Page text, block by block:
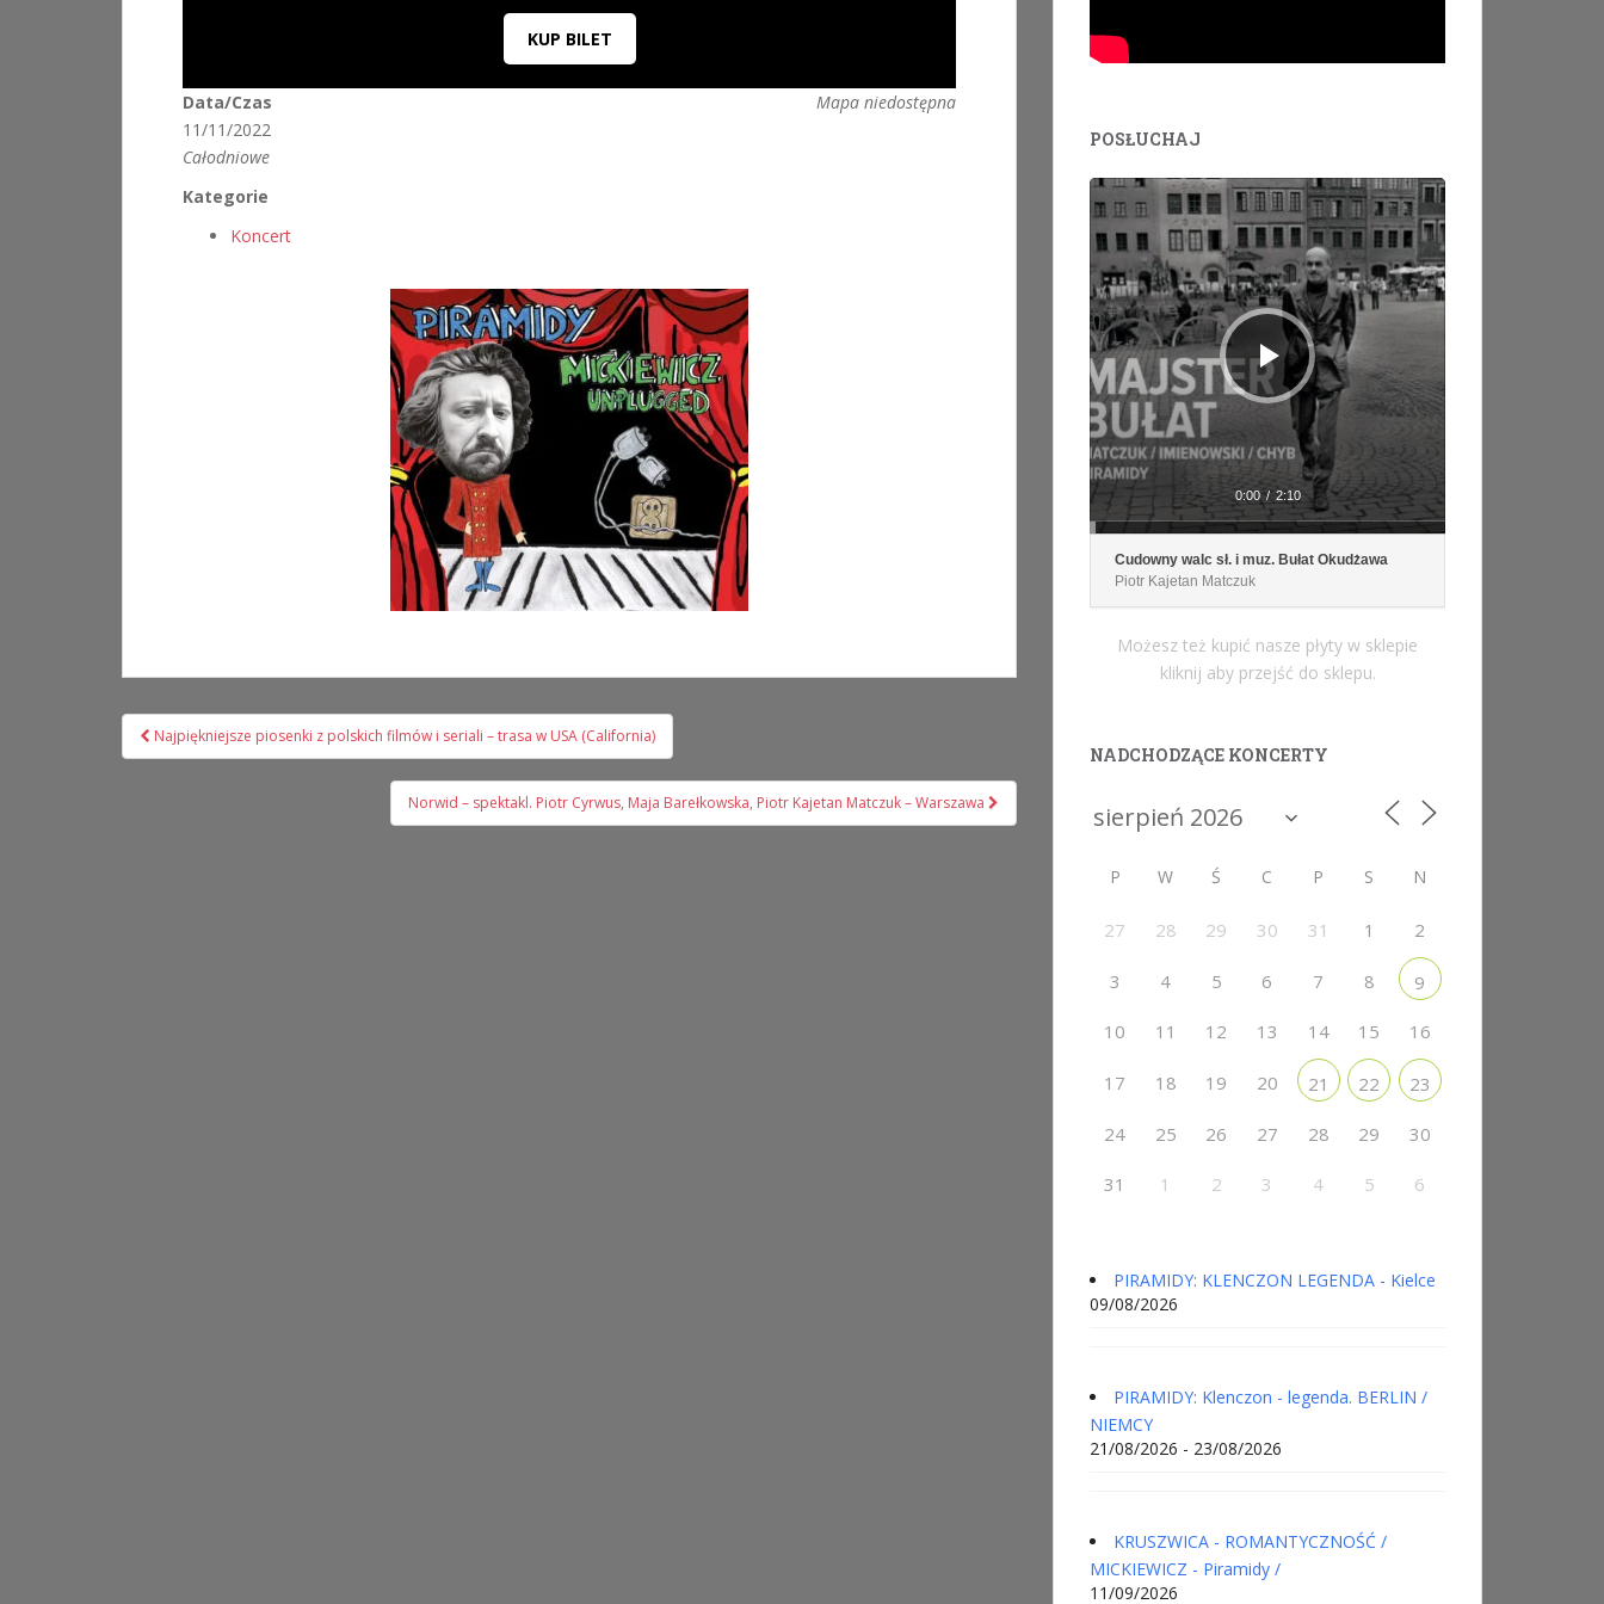
KUP BILET
Mapa niedostępna
Data/Czas
11/11/2022
Całodniowe
Kategorie
Koncert
Nawigacja
wpisu
Najpiękniejsze piosenki z polskich filmów i seriali – trasa w USA (California)
Norwid – spektakl. Piotr Cyrwus, Maja Barełkowska, Piotr Kajetan Matczuk – Warszawa
POSŁUCHAJ
Odtwarzacz
plików
dźwiękowych
0:00 / 2:10
Cudowny walc sł. i muz. Bułat Okudżawa
Piotr Kajetan Matczuk
Możesz też kupić nasze płyty w sklepie
kliknij aby przejść do sklepu.
NADCHODZĄCE KONCERTY
P W Ś C P S N
27 28 29 30 31 1 2
3 4 5 6 7 8 9
10 11 12 13 14 15 16
17 18 19 20 21 22 23
24 25 26 27 28 29 30
31 1 2 3 4 5 6
PIRAMIDY: KLENCZON LEGENDA - Kielce
09/08/2026
PIRAMIDY: Klenczon - legenda. BERLIN /
NIEMCY
21/08/2026 - 23/08/2026
KRUSZWICA - ROMANTYCZNOŚĆ /
MICKIEWICZ - Piramidy /
11/09/2026